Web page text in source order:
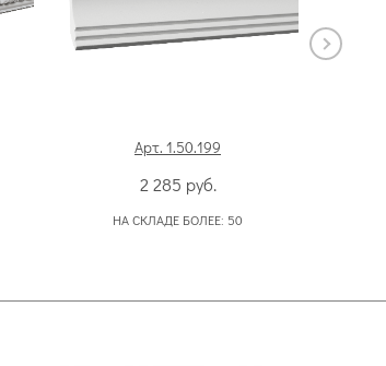
Арт. 1.50.199
2 285 руб.
НА СКЛАДЕ БОЛЕЕ: 50